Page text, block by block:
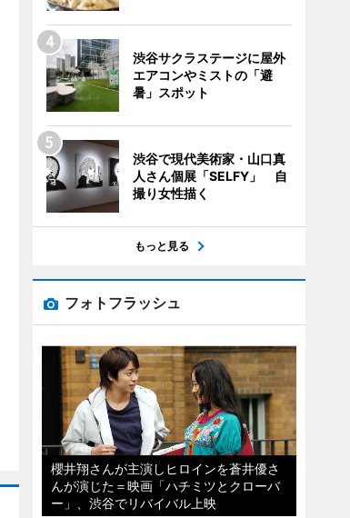
渋谷サクラステージに屋外
エアコンやミストの「避
暑」スポット
渋谷で現代美術家・山口真
人さん個展「SELFY」 自
撮り女性描く
もっと見る
フォトフラッシュ
櫻井翔さんが主演しヒロインを蒼井優さ
んが演じた＝映画「ハチミツとクローバ
ー」、渋谷でリバイバル上映